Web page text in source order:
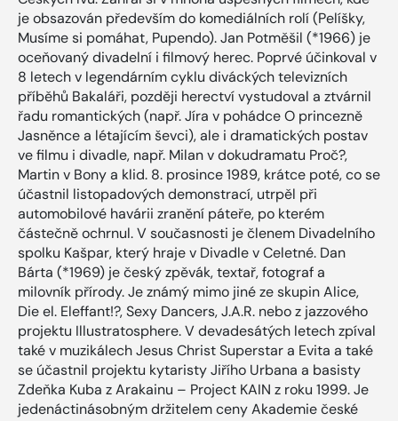
je obsazován především do komediálních rolí (Pelíšky,
Musíme si pomáhat, Pupendo). Jan Potměšil (*1966) je
oceňovaný divadelní i filmový herec. Poprvé účinkoval v
8 letech v legendárním cyklu diváckých televizních
příběhů Bakaláři, později herectví vystudoval a ztvárnil
řadu romantických (např. Jíra v pohádce O princezně
Jasněnce a létajícím ševci), ale i dramatických postav
ve filmu i divadle, např. Milan v dokudramatu Proč?,
Martin v Bony a klid. 8. prosince 1989, krátce poté, co se
účastnil listopadových demonstrací, utrpěl při
automobilové havárii zranění páteře, po kterém
částečně ochrnul. V současnosti je členem Divadelního
spolku Kašpar, který hraje v Divadle v Celetné. Dan
Bárta (*1969) je český zpěvák, textař, fotograf a
milovník přírody. Je známý mimo jiné ze skupin Alice,
Die el. Eleffant!?, Sexy Dancers, J.A.R. nebo z jazzového
projektu Illustratosphere. V devadesátých letech zpíval
také v muzikálech Jesus Christ Superstar a Evita a také
se účastnil projektu kytaristy Jiřího Urbana a basisty
Zdeňka Kuba z Arakainu – Project KAIN z roku 1999. Je
jedenáctinásobným držitelem ceny Akademie české